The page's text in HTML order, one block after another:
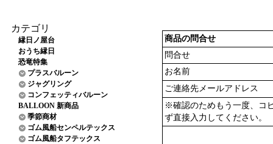
カテゴリ
縁日ノ屋台
おうち縁日
恐竜特集
プラスバルーン
ジャグリング
コンフェッティバルーン
BALLOON 新商品
季節商材
ゴム風船センペルテックス
ゴム風船タフテックス
商品の問合せ
問合せ
お名前
ご連絡先メールアドレス
※確認のためもう一度、コ
ず直接入力してください。